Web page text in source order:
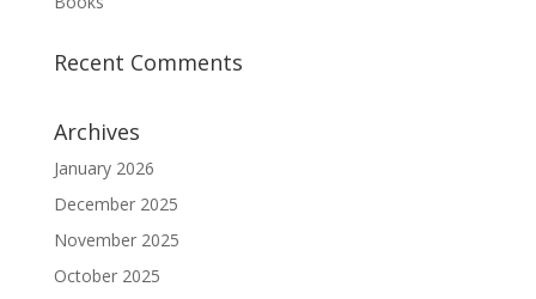
Recent Comments
Archives
January 2026
December 2025
November 2025
October 2025